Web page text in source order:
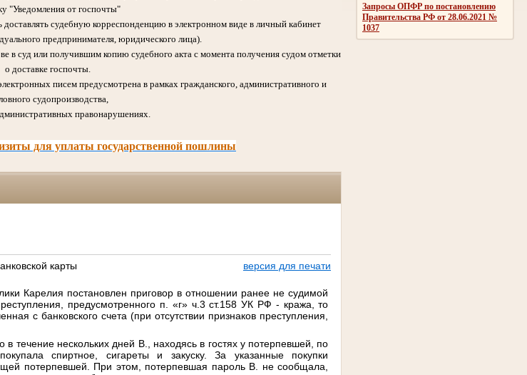
Запросы ОПФР по постановлению
Правительства РФ от 28.06.2021 №
1037
"Уведомления от госпочты"
доставлять судебную корреспонденцию в электронном виде в личный кабинет
предпринимателя, юридического лица).
в суд или получившим копию судебного акта с момента получения судом отметки
о доставке госпочты.
писем предусмотрена в рамках гражданского, административного и
судопроизводства,
правонарушениях.
для уплаты государственной пошлины
карты
версия для печати
Карелия постановлен приговор в отношении ранее не судимой
предусмотренного п. «г» ч.3 ст.158 УК РФ - кража, то
с банковского счета (при отсутствии признаков преступления,
в течение нескольких дней В., находясь в гостях у потерпевшей, по
спиртное, сигареты и закуску. За указанные покупки
потерпевшей. При этом, потерпевшая пароль В. не сообщала,